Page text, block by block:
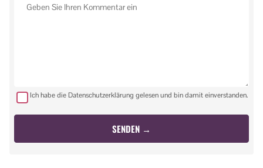
Ich habe die Datenschutzerklärung gelesen und bin damit einverstanden.